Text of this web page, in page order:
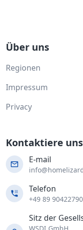
Über uns
Regionen
Impressum
Privacy
Kontaktiere uns
E-mail
Telefon
+49 89
Sitz der